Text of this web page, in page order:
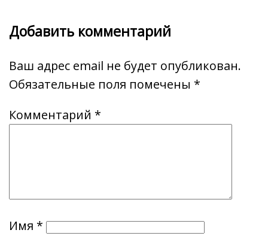
Добавить комментарий
Ваш адрес email не будет опубликован.
Обязательные поля помечены *
Комментарий *
Имя *